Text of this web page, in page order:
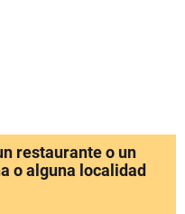
restaurante o un
o alguna localidad